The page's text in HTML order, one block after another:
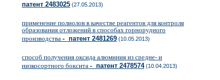
патент 2483025 (27.05.2013)
применение полиолов в качестве реагентов для контроля
образования отложений в способах горнорудного
производства - патент 2481269 (10.05.2013)
способ получения оксида алюминия из средне- и
низкосортного боксита - патент 2478574(10.04.2013)